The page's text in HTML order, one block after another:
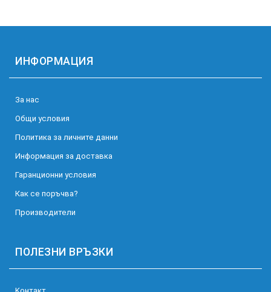
ИНФОРМАЦИЯ
За нас
Общи условия
Политика за личните данни
Информация за доставка
Гаранционни условия
Как се поръчва?
Производители
ПОЛЕЗНИ ВРЪЗКИ